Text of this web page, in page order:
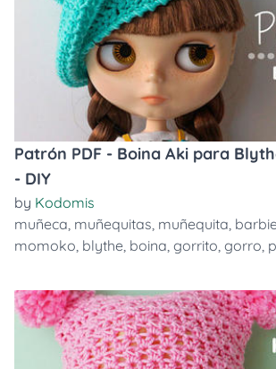
Patrón PDF - Boina Aki para
- DIY
by Kodomis
muñeca, muñequitas, muñequita,
momoko, blythe, boina, gorrito, gorro,